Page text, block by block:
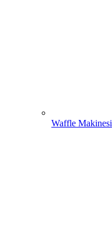
Waffle Makinesi